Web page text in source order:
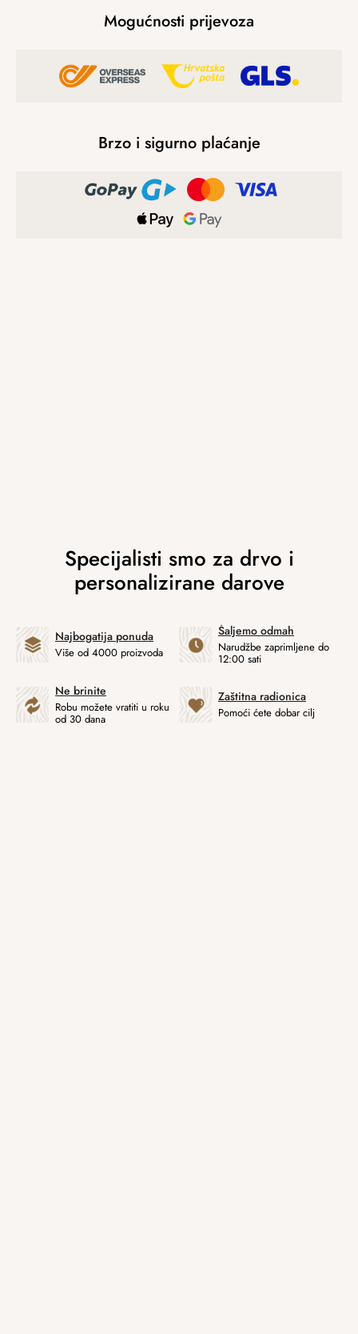
Mogućnosti prijevoza
Brzo i sigurno plaćanje
Najbogatija ponuda
Više od 4000 proizvoda
Šaljemo odmah
Narudžbe zaprimljene do
12:00 sati
Ne brinite
Robu možete vratiti u roku
od 30 dana
Zaštitna radionica
Pomoći ćete dobar cilj